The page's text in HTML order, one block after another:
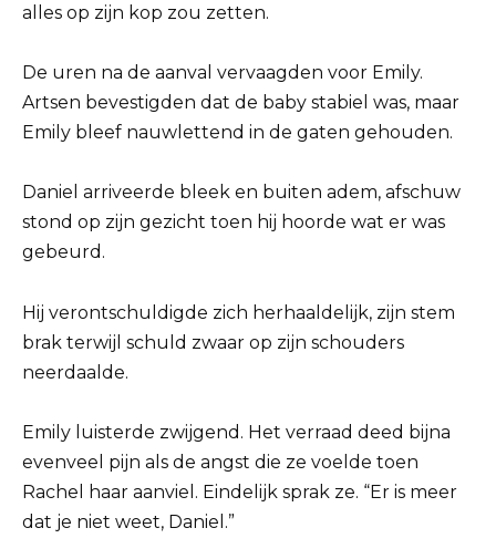
alles op zijn kop zou zetten.
De uren na de aanval vervaagden voor Emily.
Artsen bevestigden dat de baby stabiel was, maar
Emily bleef nauwlettend in de gaten gehouden.
Daniel arriveerde bleek en buiten adem, afschuw
stond op zijn gezicht toen hij hoorde wat er was
gebeurd.
Hij verontschuldigde zich herhaaldelijk, zijn stem
brak terwijl schuld zwaar op zijn schouders
neerdaalde.
Emily luisterde zwijgend. Het verraad deed bijna
evenveel pijn als de angst die ze voelde toen
Rachel haar aanviel. Eindelijk sprak ze. “Er is meer
dat je niet weet, Daniel.”